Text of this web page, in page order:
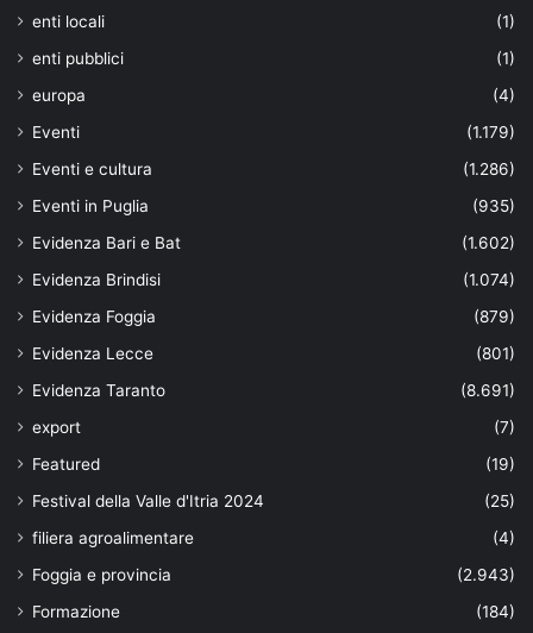
enti locali
(1)
enti pubblici
(1)
europa
(4)
Eventi
(1.179)
Eventi e cultura
(1.286)
Eventi in Puglia
(935)
Evidenza Bari e Bat
(1.602)
Evidenza Brindisi
(1.074)
Evidenza Foggia
(879)
Evidenza Lecce
(801)
Evidenza Taranto
(8.691)
export
(7)
Featured
(19)
Festival della Valle d'Itria 2024
(25)
filiera agroalimentare
(4)
Foggia e provincia
(2.943)
Formazione
(184)